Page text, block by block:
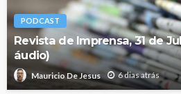
PODCAST
Revista de Imprensa, 31 de
áudio)
Mauricio De Jesus 6 dias atrás